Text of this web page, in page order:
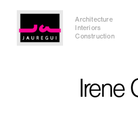
Architecture
Interiors
Construction
Irene